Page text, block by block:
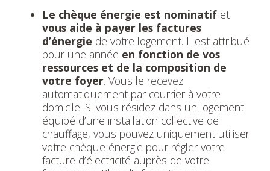
Le chèque énergie est nominatif et
vous aide à payer les factures
d’énergie de votre logement. Il est attribué
pour une année en fonction de vos
ressources et de la composition de
votre foyer. Vous le recevez
automatiquement par courrier à votre
domicile. Si vous résidez dans un logement
équipé d’une installation collective de
chauffage, vous pouvez uniquement utiliser
votre chèque énergie pour régler votre
facture d’électricité auprès de votre